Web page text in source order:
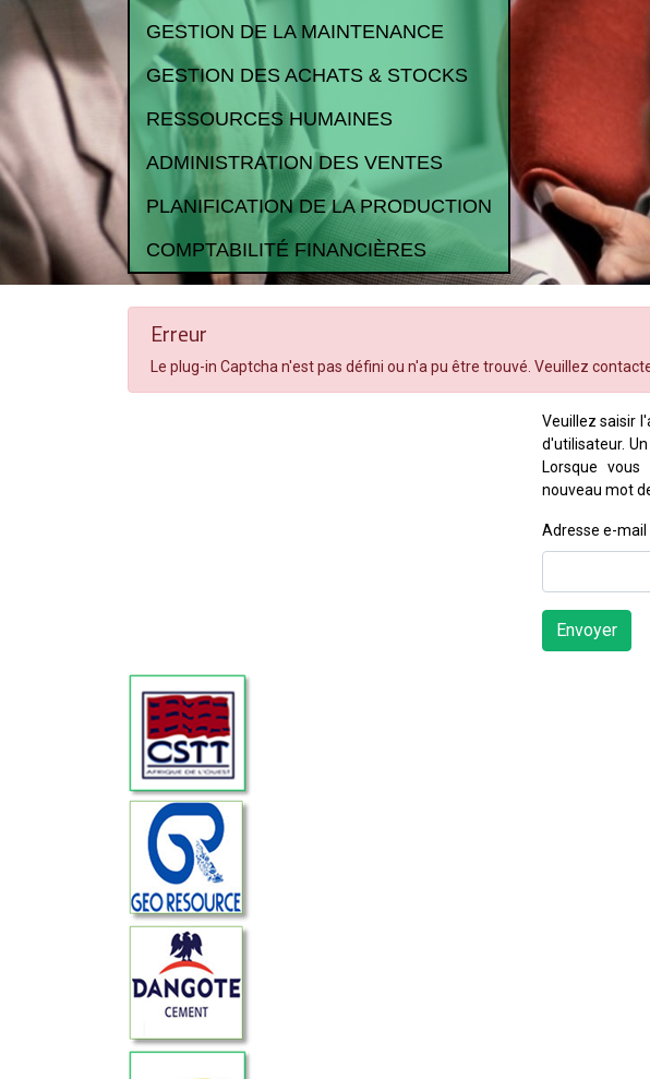
GESTION DE LA MAINTENANCE
GESTION DES ACHATS & STOCKS
RESSOURCES HUMAINES
ADMINISTRATION DES VENTES
PLANIFICATION DE LA PRODUCTION
COMPTABILITÉ FINANCIÈRES
Erreur
Le plug-in Captcha n'est pas défini ou n'a pu être trouvé. Veuillez
Veuillez saisir
d'utilisateur.
Lorsque
nouveau mot
Adresse e-mail
Envoyer